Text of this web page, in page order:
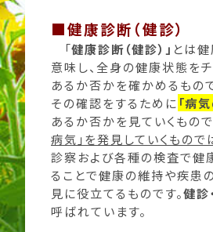
■健康診断（健診）
「健康診断（健診）」 とは
意味し、全身の健康状態を
あるか否かを確かめるもので
その確認をするために 「病
あるか否かを見ていくもの
病気」を発見していくもので
診察および各種の検査で健
ることで健康の維持や疾患
見に役立てるものです。健診
呼ばれています。